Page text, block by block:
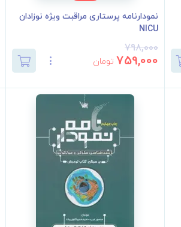
نمودارنامه پرستاری مراقبت ویژه نوزادان
NICU
798,000
759,000 تومان